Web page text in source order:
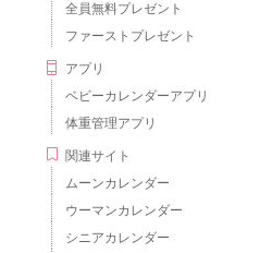
全員無料プレゼント
ファーストプレゼント
アプリ
ベビーカレンダーアプリ
体重管理アプリ
関連サイト
ムーンカレンダー
ウーマンカレンダー
シニアカレンダー